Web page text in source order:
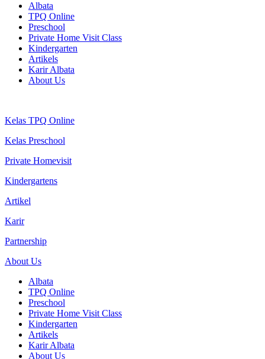
Albata
TPQ Online
Preschool
Private Home Visit Class
Kindergarten
Artikels
Karir Albata
About Us
Kelas TPQ Online
Kelas Preschool
Private Homevisit
Kindergartens
Artikel
Karir
Partnership
About Us
Albata
TPQ Online
Preschool
Private Home Visit Class
Kindergarten
Artikels
Karir Albata
About Us